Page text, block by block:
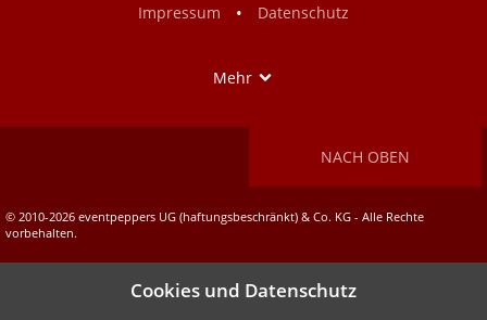
Impressum
• Datenschutz
Mehr
NACH OBEN
© 2010-2026 eventpeppers UG (haftungsbeschränkt) & Co. KG - Alle Rechte
vorbehalten.
Cookies und Datenschutz